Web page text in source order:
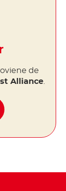
de
Alliance.